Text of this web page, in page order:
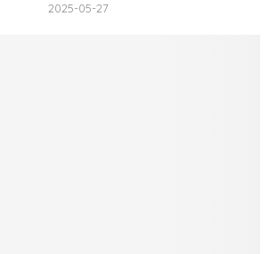
2025-05-27